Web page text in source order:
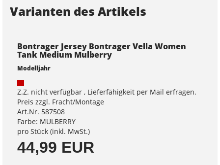
Varianten des Artikels
Bontrager Jersey Bontrager Vella Women
Tank Medium Mulberry
Modelljahr
Z.Z. nicht verfügbar , Lieferfähigkeit per Mail erfragen.
Preis zzgl. Fracht/Montage
Art.Nr. 587508
Farbe: MULBERRY
pro Stück (inkl. MwSt.)
44,99 EUR